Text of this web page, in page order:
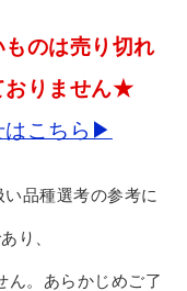
のは売り切れ
おりません★
はこちら▶
品種選考の参考に
り、
ん。あらかじめご了